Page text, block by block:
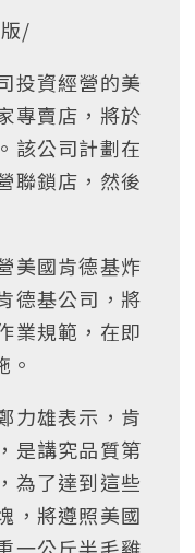
/
投資經營的美
專賣店，將於
該公司計劃在
聯鎖店，然後
美國肯德基炸
德基公司，將
業規範，在即
力雄表示，肯
是講究品質第
為了達到這些
，將遵照美國